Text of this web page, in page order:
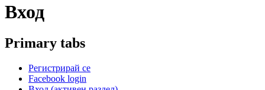
Вход
Primary tabs
Регистрирай се
Facebook login